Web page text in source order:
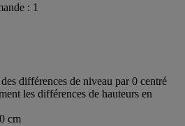
: 1
différences de niveau par 0 centré
les différences de hauteurs en
cm